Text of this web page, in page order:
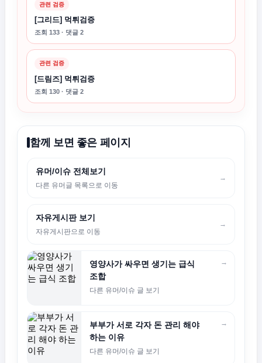
관련 검증
[그리드] 먹튀검증
조회 133 · 댓글 2
관련 검증
[드림즈] 먹튀검증
조회 130 · 댓글 2
함께 보면 좋은 페이지
유머/이슈 전체보기
다른 유머글 목록으로 이동
→
자유게시판 보기
자유게시판으로 이동
→
영양사가 싸우면 생기는 급식
조합
다른 유머/이슈 글 보기
→
부부가 서로 각자 돈 관리 해야
하는 이유
다른 유머/이슈 글 보기
→